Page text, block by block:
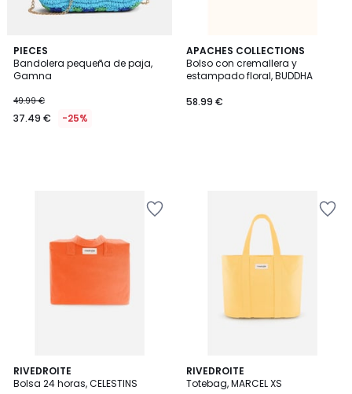
PIECES
Bandolera pequeña de paja,
Gamna
49.99 €
37.49 € -25%
APACHES COLLECTIONS
Bolso con cremallera y
estampado floral, BUDDHA
58.99 €
RIVEDROITE
Bolsa 24 horas, CELESTINS
RIVEDROITE
Totebag, MARCEL XS
2
Colores